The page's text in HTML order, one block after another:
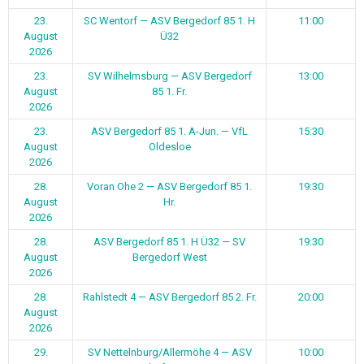
23.
August
2026
SC Wentorf — ASV Bergedorf 85 1. H
Ü32
11:00
23.
August
2026
SV Wilhelmsburg — ASV Bergedorf
85 1. Fr.
13:00
23.
August
2026
ASV Bergedorf 85 1. A-Jun. — VfL
Oldesloe
15:30
28.
August
2026
Voran Ohe 2 — ASV Bergedorf 85 1.
Hr.
19:30
28.
August
2026
ASV Bergedorf 85 1. H Ü32 — SV
Bergedorf West
19:30
28.
August
2026
Rahlstedt 4 — ASV Bergedorf 85 2. Fr. 20:00
29.
SV Nettelnburg/Allermöhe 4 — ASV
10:00